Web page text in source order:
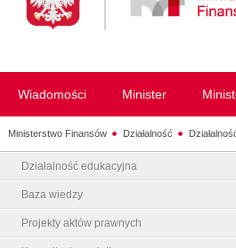
Wiadomości Minister
Ministerstwo Finansów Działalność
Działalność edukacyjna
Baza wiedzy
Projekty aktów prawnych